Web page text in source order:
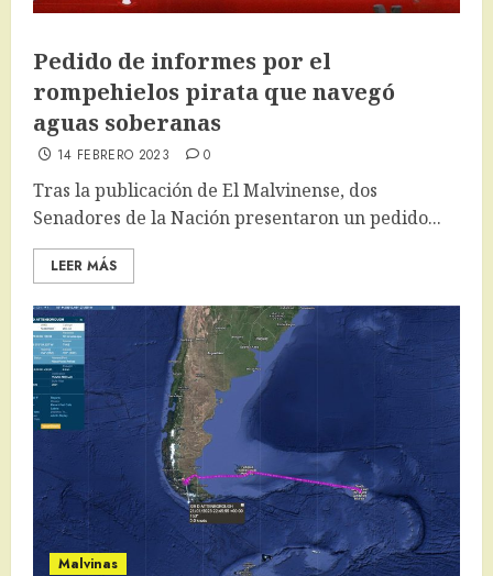
Pedido de informes por el
rompehielos pirata que navegó
aguas soberanas
14 FEBRERO 2023 0
Tras la publicación de El Malvinense, dos
Senadores de la Nación presentaron un pedido...
LEER MÁS
Malvinas